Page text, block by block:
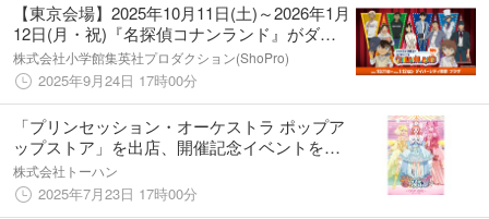
【東京会場】2025年10月11日(土)～2026年1月
12日(月・祝)『名探偵コナンランド』がダイ
バーシティ東京 プラザで開催！
株式会社小学館集英社プロダクション(ShoPro)
2025年9月24日 17時00分
「プリンセッション・オーケストラ ポップア
ップストア」を出店、開催記念イベントを実
施
株式会社トーハン
2025年7月23日 17時00分